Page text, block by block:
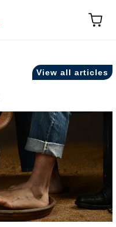
View all articles